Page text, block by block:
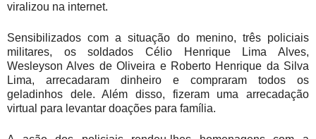
viralizou na internet.
Sensibilizados com a situação do menino, três policiais
militares, os soldados Célio Henrique Lima Alves,
Wesleyson Alves de Oliveira e Roberto Henrique da Silva
Lima, arrecadaram dinheiro e compraram todos os
geladinhos dele. Além disso, fizeram uma arrecadação
virtual para levantar doações para família.